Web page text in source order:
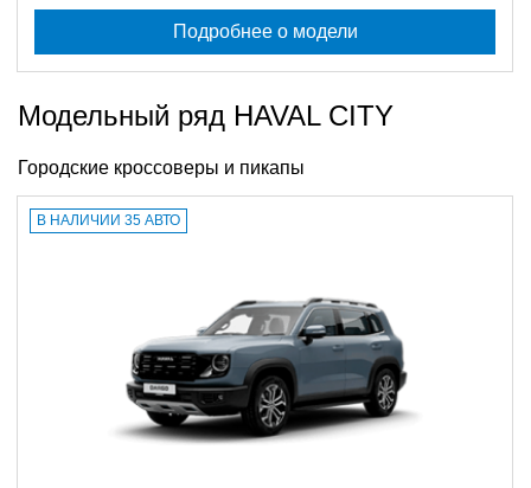
Подробнее о модели
Модельный ряд HAVAL CITY
Городские кроссоверы и пикапы
В НАЛИЧИИ 35 АВТО